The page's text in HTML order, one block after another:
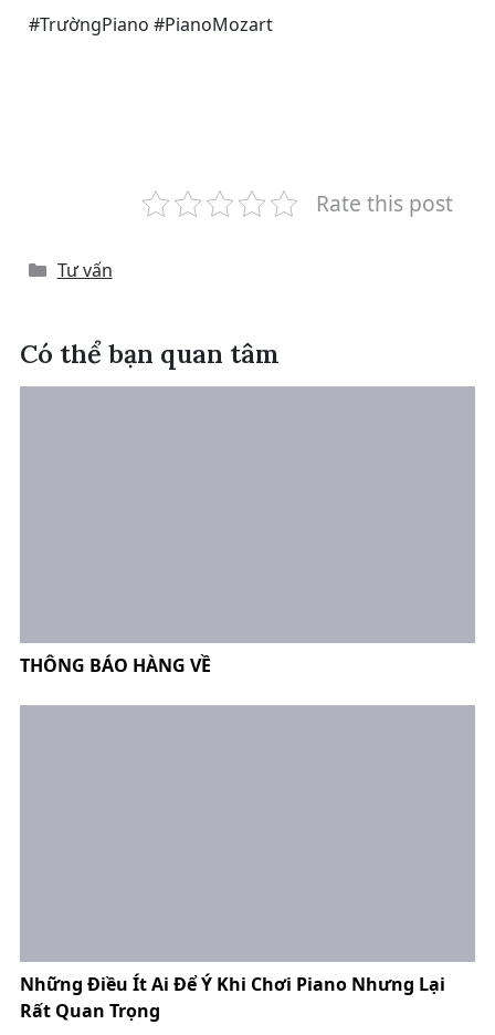
#TrườngPiano #PianoMozart
Rate this post
Categories
Tư vấn
Có thể bạn quan tâm
THÔNG BÁO HÀNG VỀ
Những Điều Ít Ai Để Ý Khi Chơi Piano Nhưng Lại
Rất Quan Trọng